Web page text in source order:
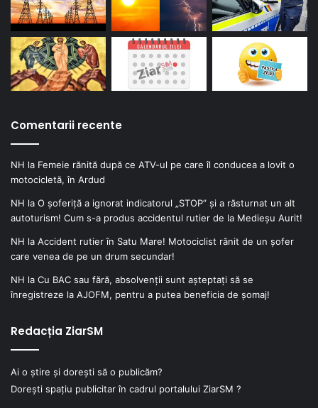
Comentarii recente
NH la Femeie rănită după ce ATV-ul pe care îl conducea a lovit o
motocicletă, în Ardud
NH la O șoferiță a ignorat indicatorul „STOP” și a răsturnat un alt
autoturism! Cum s-a produs accidentul rutier de la Medieșu Aurit!
NH la Accident rutier în Satu Mare! Motociclist rănit de un șofer
care venea de pe un drum secundar!
NH la Cu BAC sau fără, absolvenții sunt așteptați să se
înregistreze la AJOFM, pentru a putea beneficia de șomaj!
Redacția ZiarSM
Ai o știre și dorești să o publicăm?
Dorești spațiu publicitar în cadrul portalului ZiarSM ?